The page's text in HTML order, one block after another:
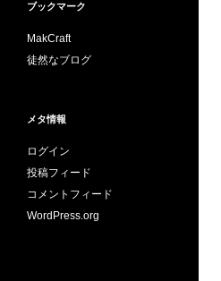
ブックマーク
MakCraft
徒然なブログ
メタ情報
ログイン
投稿フィード
コメントフィード
WordPress.org